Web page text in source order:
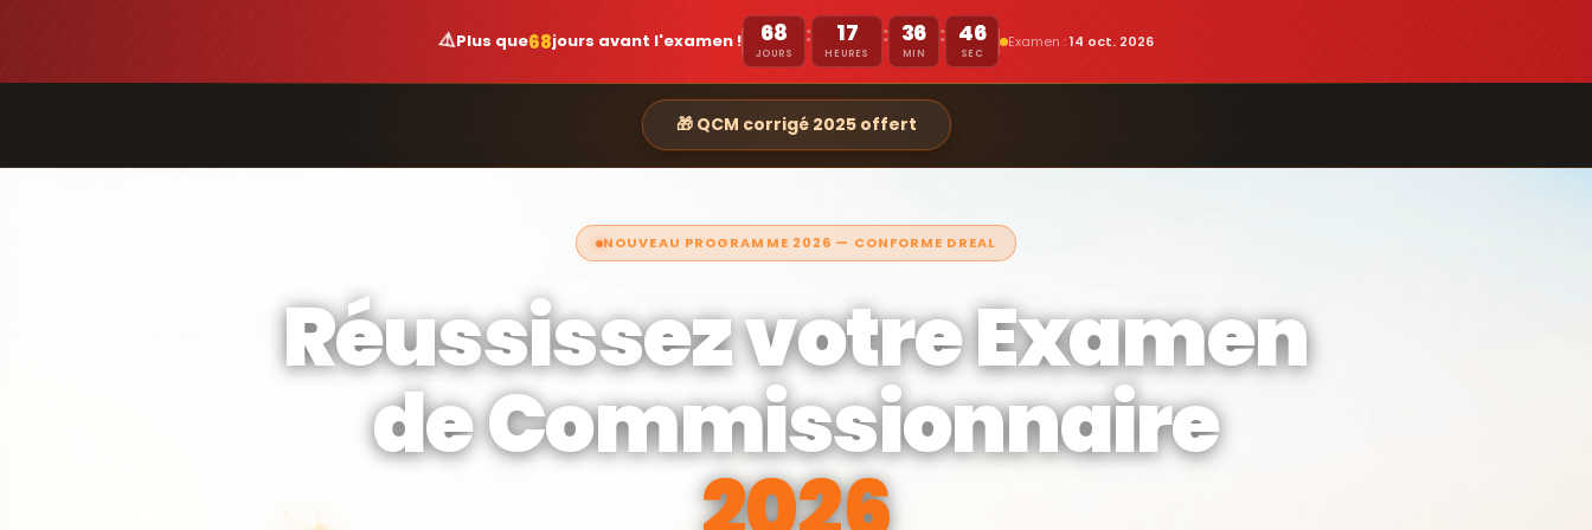
⚠️Plus que68jours avant l'examen ! 68
JOURS
: 17
HEURES
: 36
MIN
: 44
SEC
Examen :14 oct. 2026
🎁 QCM corrigé 2025 offert
NOUVEAU PROGRAMME 2026 — CONFORME DREAL
Réussissez votre Examen
de Commissionnaire